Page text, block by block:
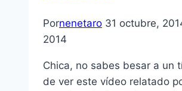
Pornenetaro 31 octubre,
2014
Chica, no sabes besar a un
de ver este vídeo relatado